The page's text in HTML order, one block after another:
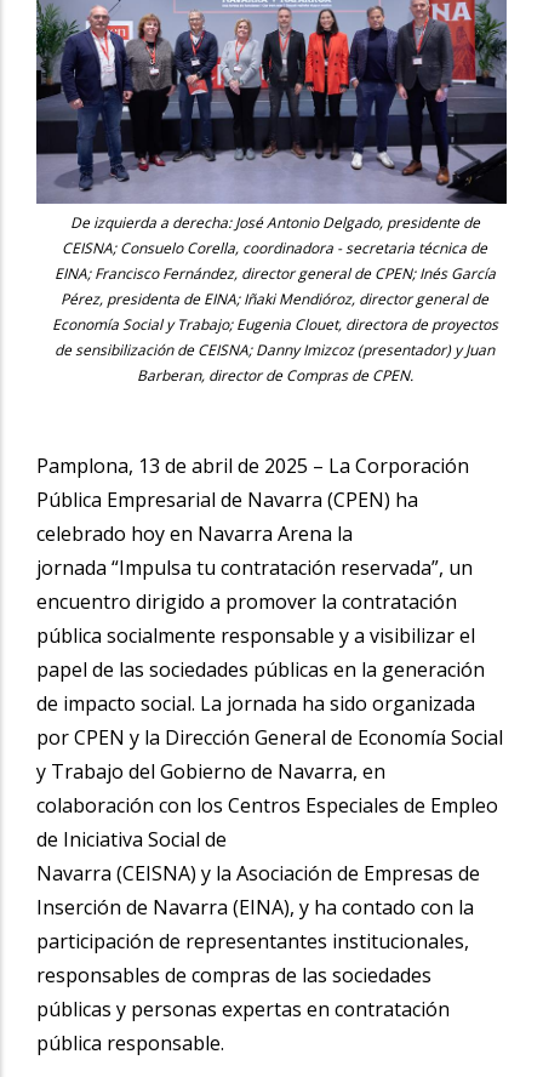
De izquierda a derecha: José Antonio Delgado, presidente de
CEISNA; Consuelo Corella, coordinadora - secretaria técnica de
EINA; Francisco Fernández, director general de CPEN; Inés García
Pérez, presidenta de EINA; Iñaki Mendióroz, director general de
Economía Social y Trabajo; Eugenia Clouet, directora de proyectos
de sensibilización de CEISNA; Danny Imizcoz (presentador) y Juan
Barberan, director de Compras de CPEN.
Pamplona, 13 de abril de 2025 – La Corporación
Pública Empresarial de Navarra (CPEN) ha
celebrado hoy en Navarra Arena la
jornada “Impulsa tu contratación reservada”, un
encuentro dirigido a promover la contratación
pública socialmente responsable y a visibilizar el
papel de las sociedades públicas en la generación
de impacto social. La jornada ha sido organizada
por CPEN y la Dirección General de Economía Social
y Trabajo del Gobierno de Navarra, en
colaboración con los Centros Especiales de Empleo
de Iniciativa Social de
Navarra (CEISNA) y la Asociación de Empresas de
Inserción de Navarra (EINA), y ha contado con la
participación de representantes institucionales,
responsables de compras de las sociedades
públicas y personas expertas en contratación
pública responsable.